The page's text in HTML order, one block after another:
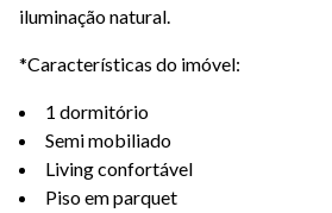
iluminação natural.
*Características do imóvel:
1 dormitório
Semi mobiliado
Living confortável
Piso em parquet